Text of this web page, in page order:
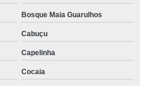
Bosque Maia Guarulhos
Cabuçu
Capelinha
Cocaia